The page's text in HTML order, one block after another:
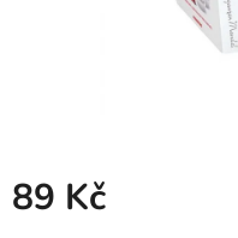
89 Kč